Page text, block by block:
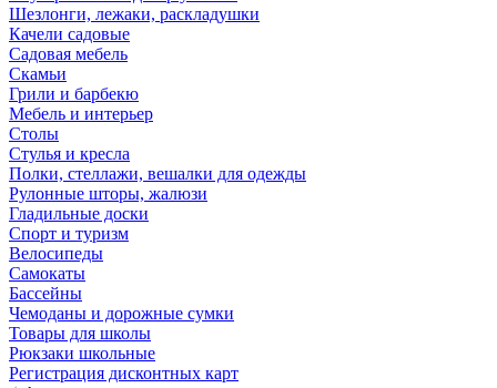
Шезлонги, лежаки, раскладушки
Качели садовые
Садовая мебель
Скамьи
Грили и барбекю
Мебель и интерьер
Столы
Стулья и кресла
Полки, стеллажи, вешалки для одежды
Рулонные шторы, жалюзи
Гладильные доски
Спорт и туризм
Велосипеды
Самокаты
Бассейны
Чемоданы и дорожные сумки
Товары для школы
Рюкзаки школьные
Регистрация дисконтных карт